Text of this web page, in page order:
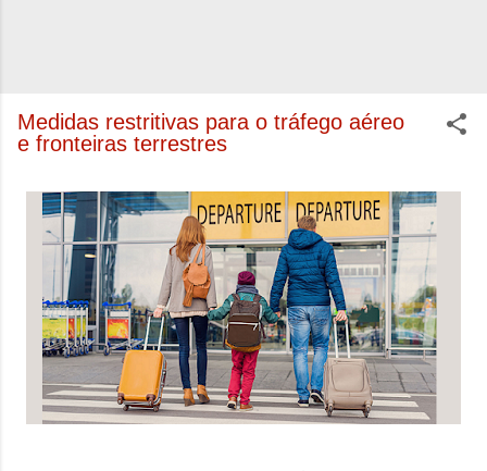
Medidas restritivas para o tráfego aéreo
e fronteiras terrestres